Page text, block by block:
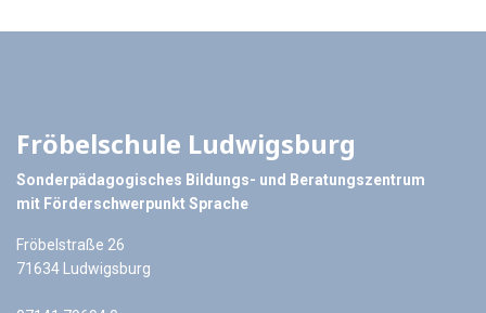
Fröbelschule Ludwigsburg
Sonderpädagogisches Bildungs- und Beratungszentrum
mit Förderschwerpunkt Sprache
Fröbelstraße 26
71634 Ludwigsburg